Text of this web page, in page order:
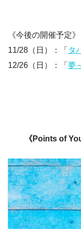
《今後の開催予定》
11/28（日）：「 タ
12/26（日）：「 夢
《Points of